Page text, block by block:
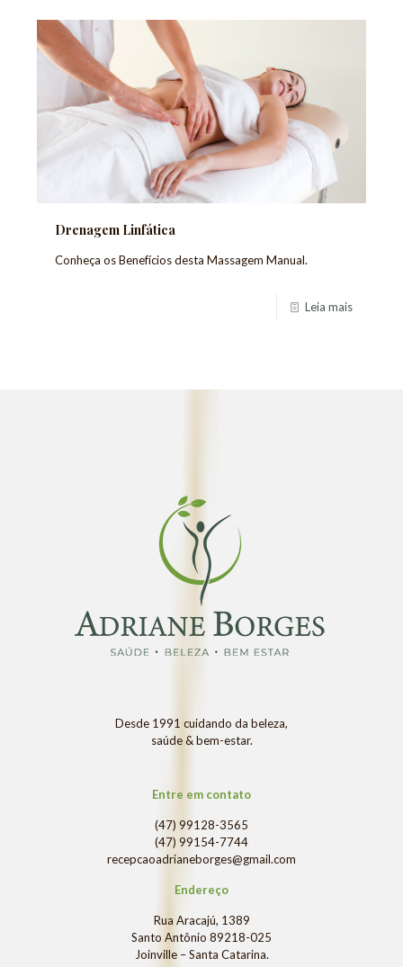
Drenagem Linfática
Conheça os Benefícios desta Massagem Manual.
Leia mais
Desde 1991 cuidando da beleza,
saúde & bem-estar.
Entre em contato
(47) 99128-3565
(47) 99154-7744
recepcaoadrianeborges@gmail.com
Endereço
Rua Aracajú, 1389
Santo Antônio 89218-025
Joinville – Santa Catarina.